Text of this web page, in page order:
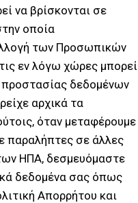
να βρίσκονται σε
οποία
των Προσωπικών
εν λόγω χώρες μπορεί
προστασίας δεδομένων
αρχικά τα
όταν μεταφέρουμε
παραλήπτες σε άλλες
ΗΠΑ, δεσμευόμαστε
δεδομένα σας όπως
Απορρήτου και